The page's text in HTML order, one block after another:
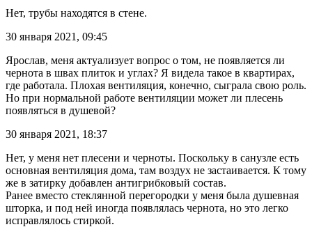
Нет, трубы находятся в стене.
30 января 2021, 09:45
Ярослав, меня актуализует вопрос о том, не появляется ли
чернота в швах плиток и углах? Я видела такое в квартирах,
где работала. Плохая вентиляция, конечно, сыграла свою роль.
Но при нормальной работе вентиляции может ли плесень
появляться в душевой?
30 января 2021, 18:37
Нет, у меня нет плесени и черноты. Поскольку в санузле есть
основная вентиляция дома, там воздух не застаивается. К тому
же в затирку добавлен антигрибковый состав.
Ранее вместо стеклянной перегородки у меня была душевная
шторка, и под ней иногда появлялась чернота, но это легко
исправлялось стиркой.